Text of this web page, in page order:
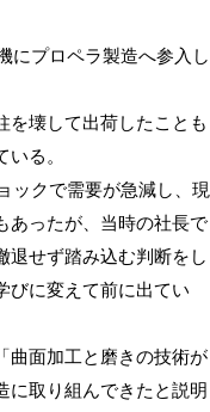
にプロペラ製造へ参入し
壊して出荷したことも
る。
ックで需要が急減し、現
あったが、当時の社長で
退せず踏み込む判断をし
びに変えて前に出てい
曲面加工と磨きの技術が
に取り組んできたと説明